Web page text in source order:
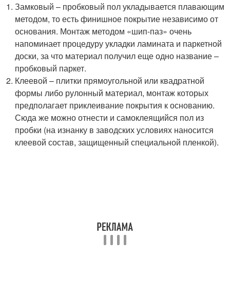
Замковый – пробковый пол укладывается плавающим
методом, то есть финишное покрытие независимо от
основания. Монтаж методом «шип-паз» очень
напоминает процедуру укладки ламината и паркетной
доски, за что материал получил еще одно название –
пробковый паркет.
Клеевой – плитки прямоугольной или квадратной
формы либо рулонный материал, монтаж которых
предполагает приклеивание покрытия к основанию.
Сюда же можно отнести и самоклеящийся пол из
пробки (на изнанку в заводских условиях наносится
клеевой состав, защищенный специальной пленкой).